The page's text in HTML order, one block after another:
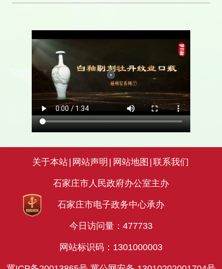
关于本站| 网站声明 | 网站地图 | 联系我们
石家庄市人民政府办公室主办
石家庄市电子政务中心承办
今日访问量： 477733
网站标识码：1301000003